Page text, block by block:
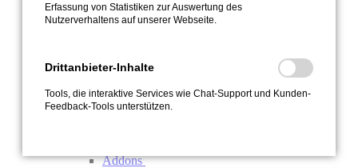
IPEshunt 2
IPEcloud2 – Flottenmanagement in Echtzeit
IPEmotion RT - Intuitive Logger-Software für
alle Loggertypen
dataLog - Logger-Software für große Flotten
Addons
Erfassung von Statistiken zur Auswertung des
Nutzerverhaltens auf unserer Webseite.
Drittanbieter-Inhalte
Tools, die interaktive Services wie Chat-Support und Kunden-
Feedback-Tools unterstützen.